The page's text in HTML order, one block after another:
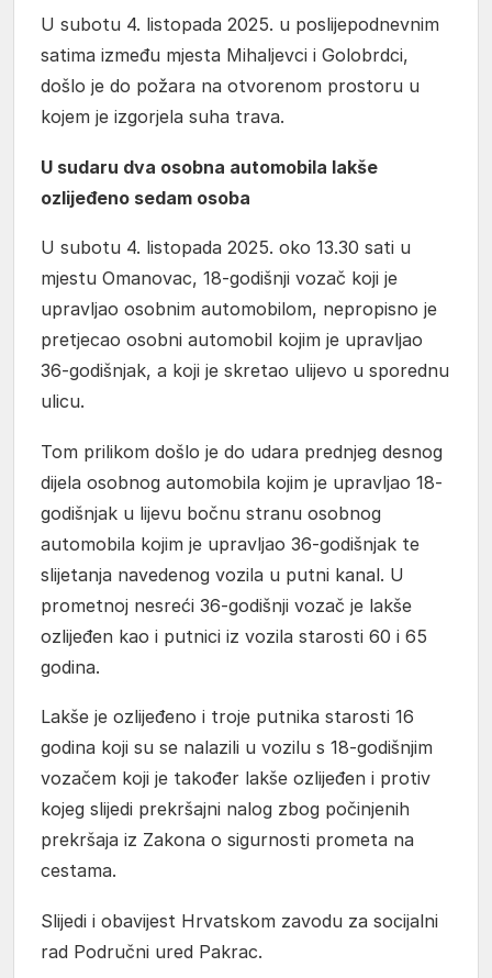
U subotu 4. listopada 2025. u poslijepodnevnim
satima između mjesta Mihaljevci i Golobrdci,
došlo je do požara na otvorenom prostoru u
kojem je izgorjela suha trava.
U sudaru dva osobna automobila lakše
ozlijeđeno sedam osoba
U subotu 4. listopada 2025. oko 13.30 sati u
mjestu Omanovac, 18-godišnji vozač koji je
upravljao osobnim automobilom, nepropisno je
pretjecao osobni automobil kojim je upravljao
36-godišnjak, a koji je skretao ulijevo u sporednu
ulicu.
Tom prilikom došlo je do udara prednjeg desnog
dijela osobnog automobila kojim je upravljao 18-
godišnjak u lijevu bočnu stranu osobnog
automobila kojim je upravljao 36-godišnjak te
slijetanja navedenog vozila u putni kanal. U
prometnoj nesreći 36-godišnji vozač je lakše
ozlijeđen kao i putnici iz vozila starosti 60 i 65
godina.
Lakše je ozlijeđeno i troje putnika starosti 16
godina koji su se nalazili u vozilu s 18-godišnjim
vozačem koji je također lakše ozlijeđen i protiv
kojeg slijedi prekršajni nalog zbog počinjenih
prekršaja iz Zakona o sigurnosti prometa na
cestama.
Slijedi i obavijest Hrvatskom zavodu za socijalni
rad Područni ured Pakrac.